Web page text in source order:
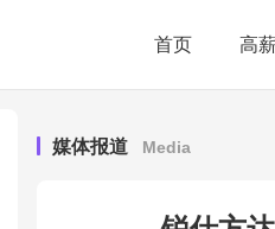
首页 高
媒体报道 Media